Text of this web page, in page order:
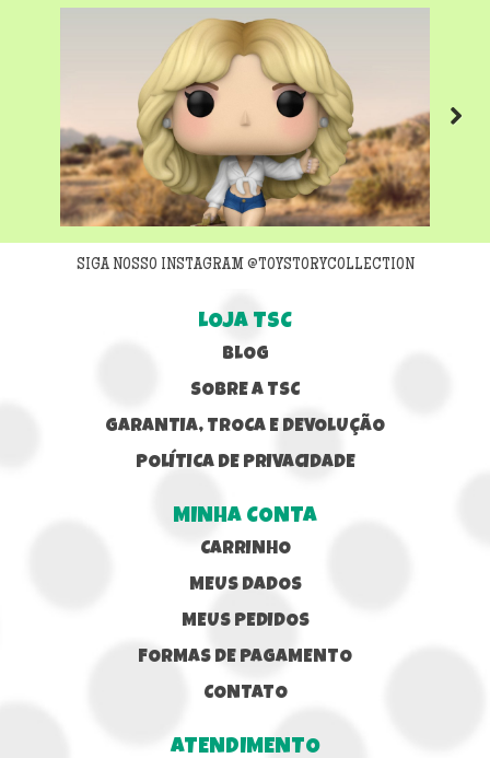
Next
SIGA NOSSO INSTAGRAM @TOYSTORYCOLLECTION
LOJA TSC
BLOG
SOBRE A TSC
GARANTIA, TROCA E DEVOLUÇÃO
POLÍTICA DE PRIVACIDADE
MINHA CONTA
CARRINHO
MEUS DADOS
MEUS PEDIDOS
FORMAS DE PAGAMENTO
CONTATO
ATENDIMENTO